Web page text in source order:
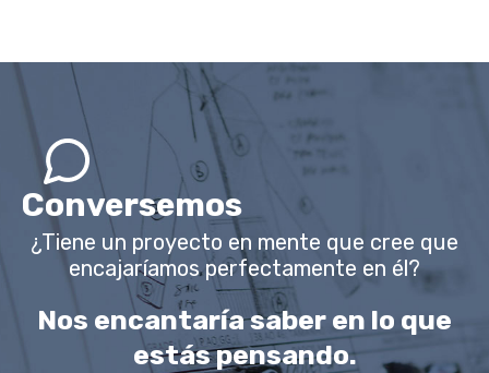
Conversemos
¿Tiene un proyecto en mente que cree que
encajaríamos perfectamente en él?
Nos encantaría saber en lo que
estás pensando.